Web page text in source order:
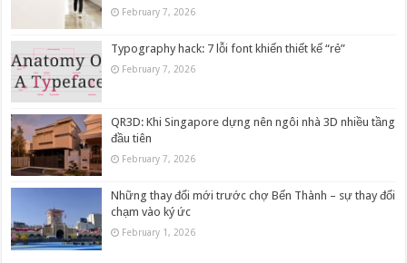
February 7, 2026
Typography hack: 7 lỗi font khiến thiết kế “rẻ”
February 7, 2026
QR3D: Khi Singapore dựng nên ngôi nhà 3D nhiều tầng
đầu tiên
February 7, 2026
Những thay đổi mới trước chợ Bến Thành – sự thay đổi
chạm vào ký ức
February 1, 2026